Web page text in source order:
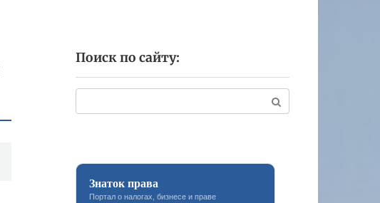
Поиск по сайту:
Знаток права
Портал о налогах, бизнесе и праве